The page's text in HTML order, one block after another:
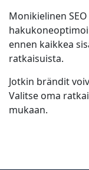
Monikielinen
ennen kaikkea
ratkaisuista.
Jotkin brändit
Valitse oma
mukaan.